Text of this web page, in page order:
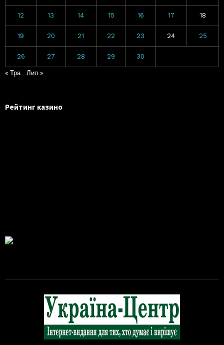
12 13 14 15 16 17 18
19 20 21 22 23 24 25
26 27 28 29 30
« Тра Лип »
Рейтинг казино